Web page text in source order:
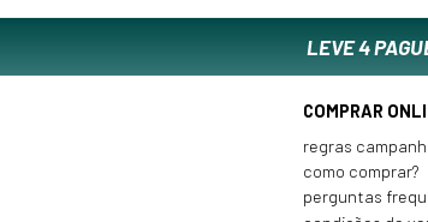
LEVE 4
COMPRAR
regras
como comprar?
perguntas